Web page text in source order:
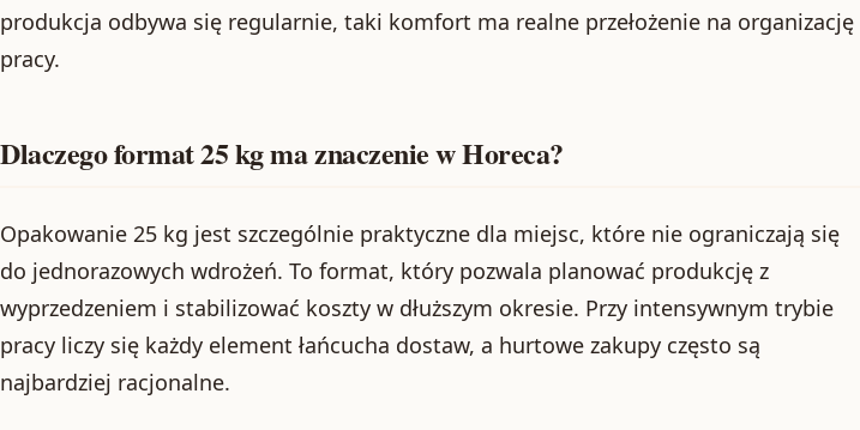
produkcja odbywa się regularnie, taki komfort ma realne przełożenie na organizację
pracy.
Dlaczego format 25 kg ma znaczenie w Horeca?
Opakowanie 25 kg jest szczególnie praktyczne dla miejsc, które nie ograniczają się
do jednorazowych wdrożeń. To format, który pozwala planować produkcję z
wyprzedzeniem i stabilizować koszty w dłuższym okresie. Przy intensywnym trybie
pracy liczy się każdy element łańcucha dostaw, a hurtowe zakupy często są
najbardziej racjonalne.